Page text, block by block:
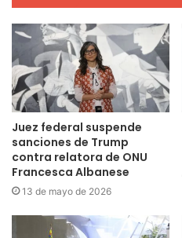
Juez federal suspende
sanciones de Trump
contra relatora de ONU
Francesca Albanese
13 de mayo de 2026